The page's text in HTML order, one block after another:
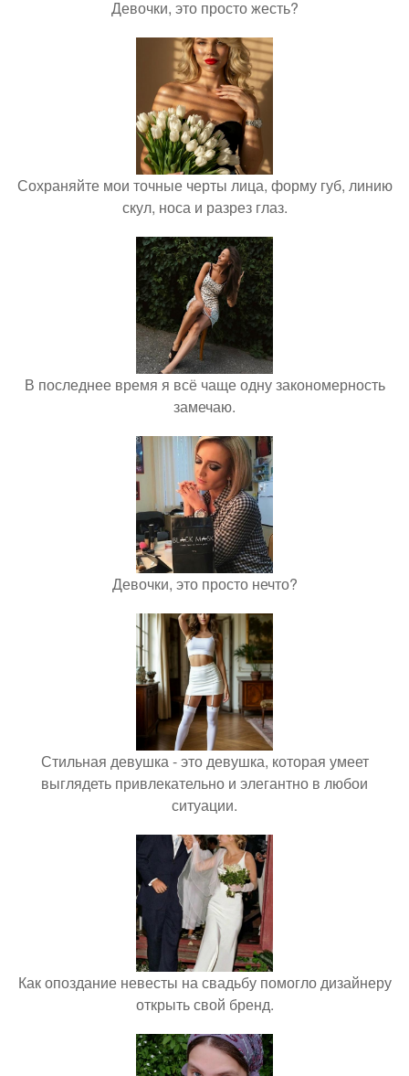
Девочки, это просто жесть?
Сохраняйте мои точные черты лица, форму губ, линию
скул, носа и разрез глаз.
В последнее время я всё чаще одну закономерность
замечаю.
Девочки, это просто нечто?
Стильная девушка - это девушка, которая умеет
выглядеть привлекательно и элегантно в любои
ситуации.
Как опоздание невесты на свадьбу помогло дизайнеру
открыть свой бренд.